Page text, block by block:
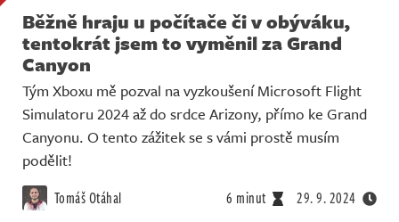
Databáze
Komunita
Redakce
Živě
Běžně hraju u počítače či v obýváku,
tentokrát jsem to vyměnil za Grand
Canyon
Tým Xboxu mě pozval na vyzkoušení Microsoft Flight
Simulatoru 2024 až do srdce Arizony, přímo ke Grand
Canyonu. O tento zážitek se s vámi prostě musím
podělit!
Tomáš Otáhal 6 minut 29. 9. 2024